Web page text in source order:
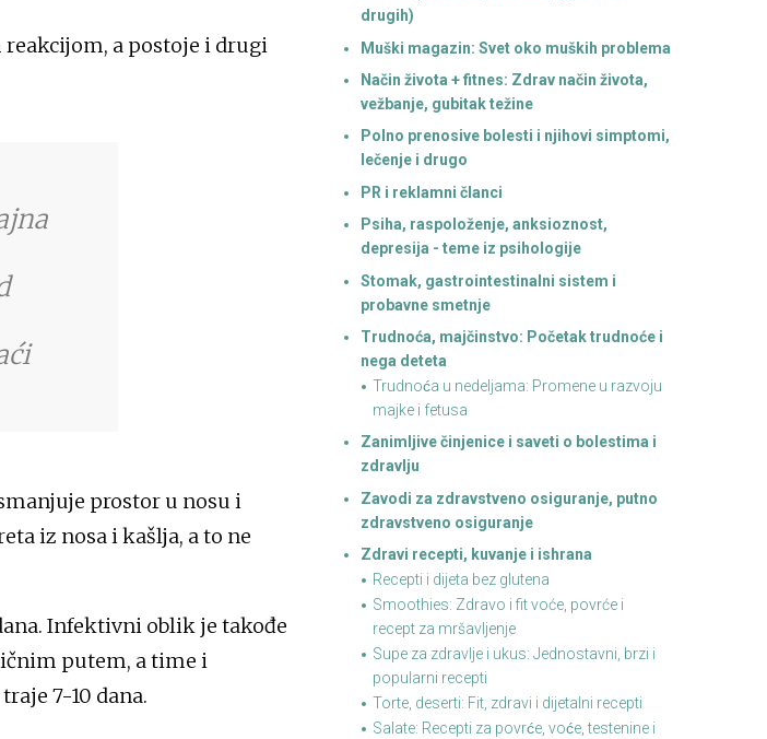
a postoje i drugi
prostor u nosu i
iz nosa i kašlja, a to ne
Infektivni oblik je takođe
putem, a time i
7-10 dana.
drugih)
Muški magazin: Svet oko muških problema
Način života + fitnes: Zdrav način života,
vežbanje, gubitak težine
Polno prenosive bolesti i njihovi simptomi,
lečenje i drugo
PR i reklamni članci
Psiha, raspoloženje, anksioznost,
depresija - teme iz psihologije
Stomak, gastrointestinalni sistem i
probavne smetnje
Trudnoća, majčinstvo: Početak trudnoće i
nega deteta
Trudnoća u nedeljama: Promene u razvoju
majke i fetusa
Zanimljive činjenice i saveti o bolestima i
zdravlju
Zavodi za zdravstveno osiguranje, putno
zdravstveno osiguranje
Zdravi recepti, kuvanje i ishrana
Recepti i dijeta bez glutena
Smoothies: Zdravo i fit voće, povrće i
recept za mršavljenje
Supe za zdravlje i ukus: Jednostavni, brzi i
popularni recepti
Torte, deserti: Fit, zdravi i dijetalni recepti
Salate: Recepti za povrće, voće, testenine i